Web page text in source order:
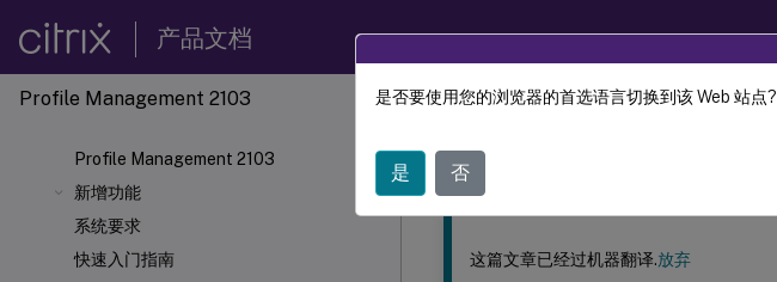
产品文档
Profile Management 2103
Profile Management 2103
新增功能
系统要求
快速入门指南
此内容已经过机器动态翻译。
这篇文章已经过机器翻译.放弃
是否要使用您的浏览器的首选语言切换到该 Web 站点?
是 否